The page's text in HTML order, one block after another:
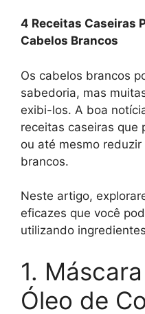
4 Receitas Caseiras
Cabelos Brancos
Os cabelos brancos
sabedoria, mas
exibi-los. A boa
receitas caseiras que
ou até mesmo
brancos.
Neste artigo,
eficazes que você
utilizando
1.
Óleo de